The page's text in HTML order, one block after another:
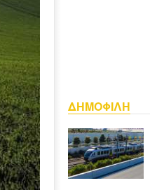
ΔΗΜΟΦΙΛΗ